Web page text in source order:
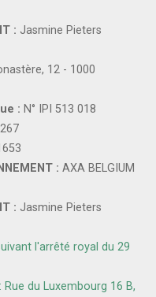
: Jasmine Pieters
12 - 1000
: N° IPI 513 018
: AXA BELGIUM
: Jasmine Pieters
l'arrêté royal du 29
: Rue du Luxembourg 16 B,